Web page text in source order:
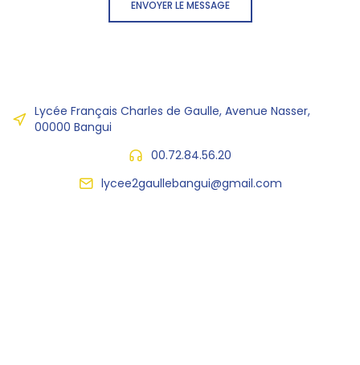
ENVOYER LE MESSAGE
Lycée Français Charles de Gaulle, Avenue Nasser,
00000 Bangui
00.72.84.56.20
lycee2gaullebangui@gmail.com